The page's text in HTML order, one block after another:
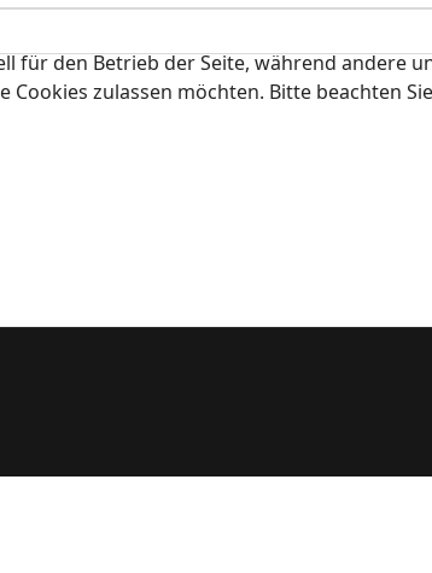
für den Betrieb der Seite, während andere
Cookies zulassen möchten. Bitte beachten